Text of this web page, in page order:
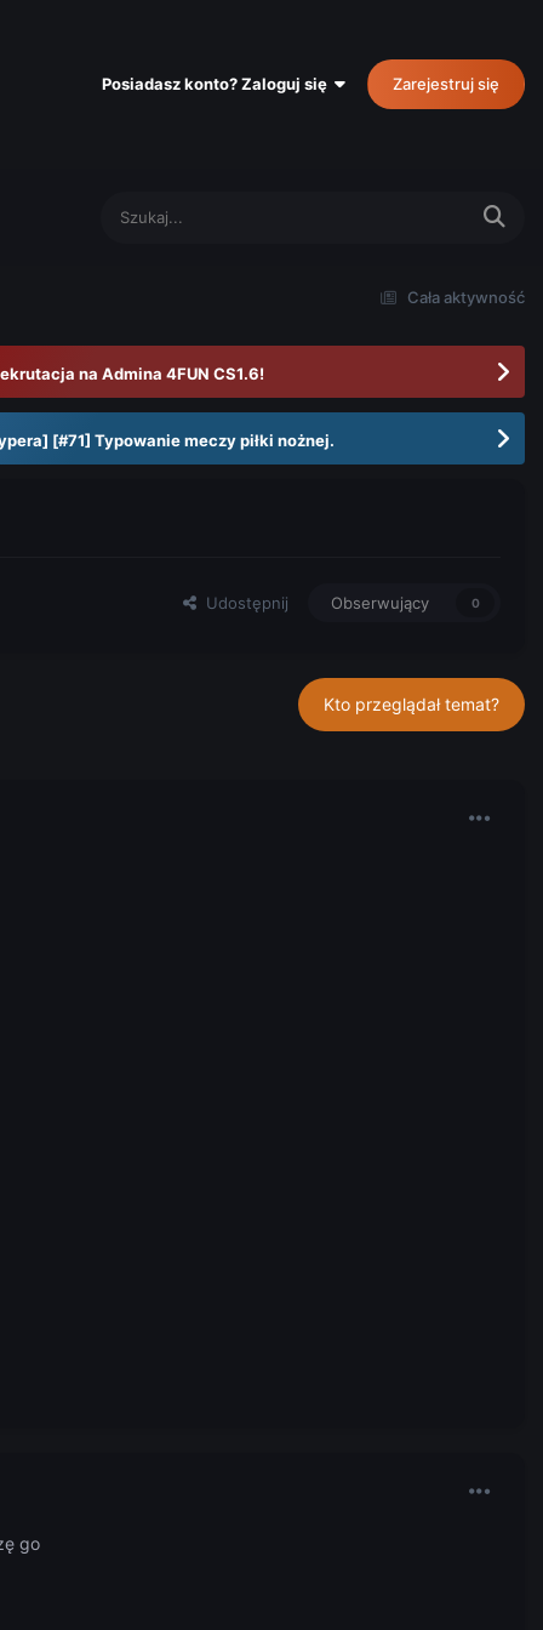
Posiadasz konto? Zaloguj się Zarejestruj się
Cała aktywność
na Admina 4FUN CS1.6!
[#71] Typowanie meczy piłki nożnej.
Udostępnij Obserwujący 0
Kto przeglądał temat?
go